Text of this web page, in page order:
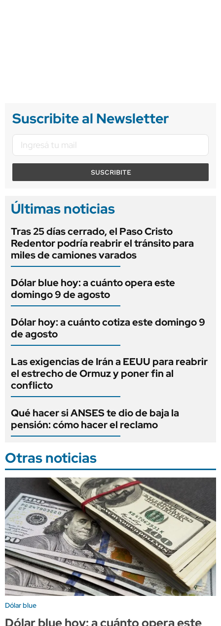
Suscribite al Newsletter
SUSCRIBITE
Últimas noticias
Tras 25 días cerrado, el Paso Cristo
Redentor podría reabrir el tránsito para
miles de camiones varados
Dólar blue hoy: a cuánto opera este
domingo 9 de agosto
Dólar hoy: a cuánto cotiza este domingo 9
de agosto
Las exigencias de Irán a EEUU para reabrir
el estrecho de Ormuz y poner fin al
conflicto
Qué hacer si ANSES te dio de baja la
pensión: cómo hacer el reclamo
Otras noticias
Dólar blue
Dólar blue hoy: a cuánto opera este